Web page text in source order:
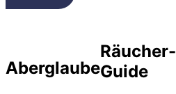
Aberglaube
Räucher-
Guide